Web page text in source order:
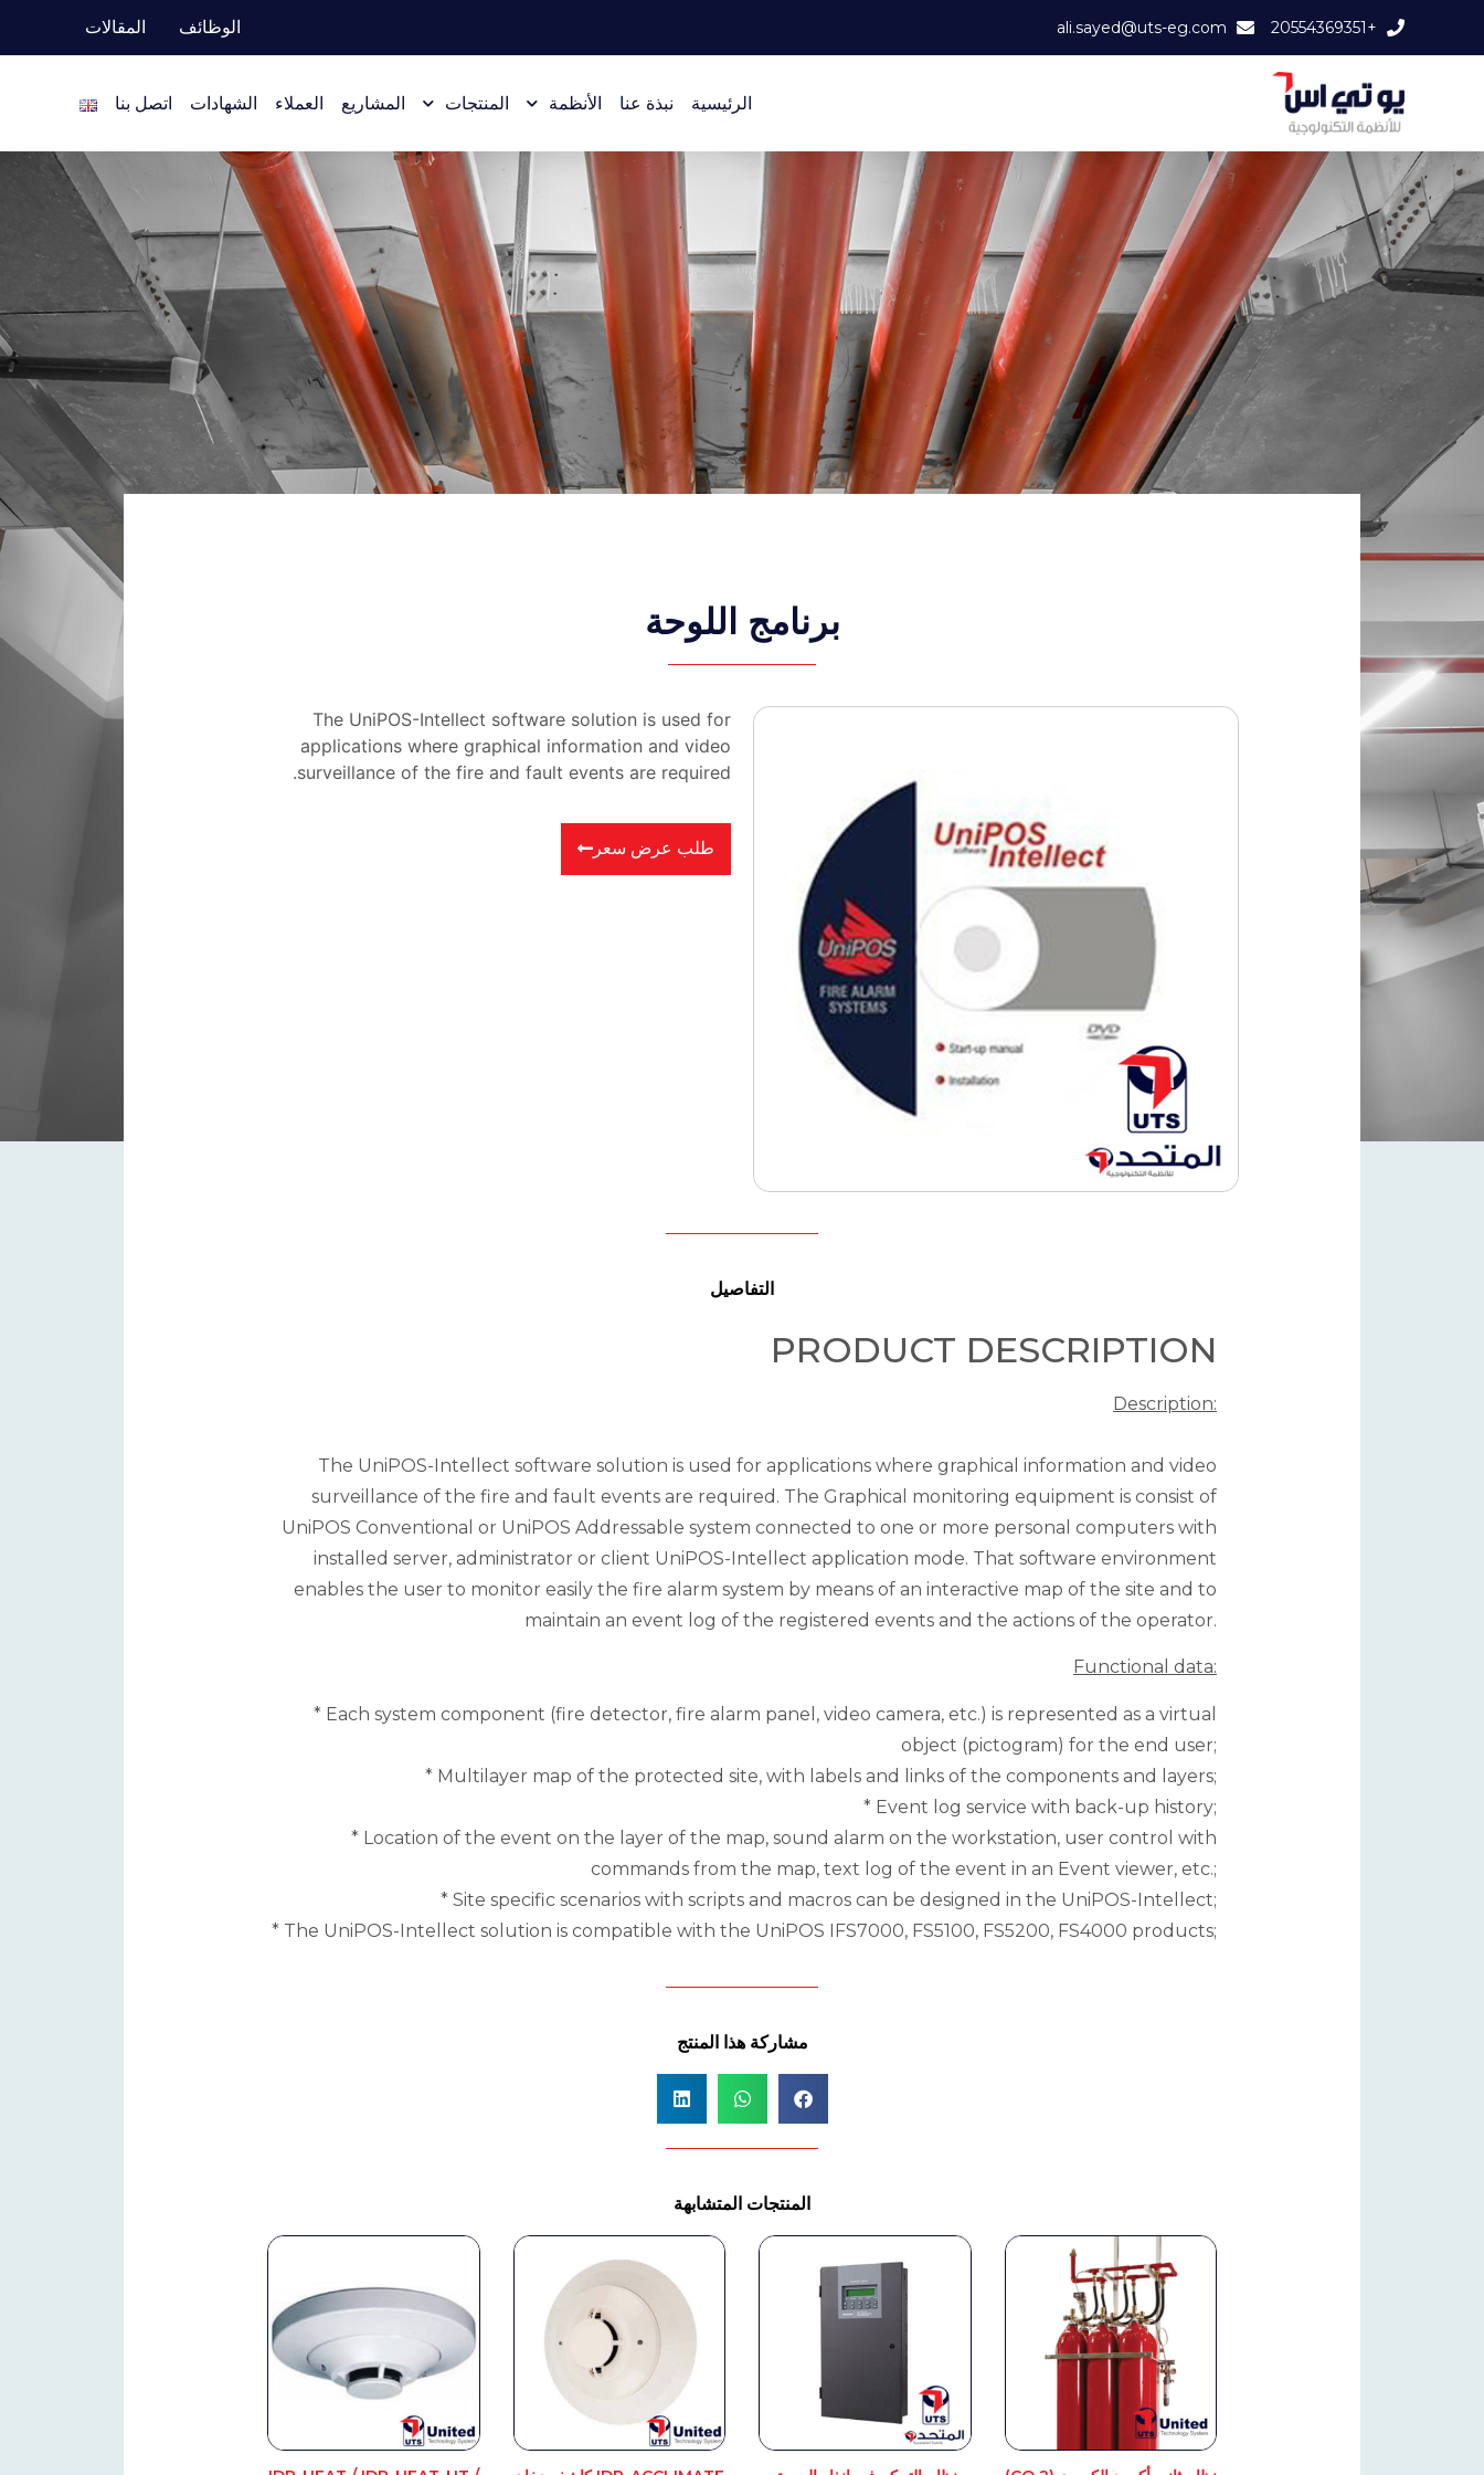
+20554369351
ali.sayed@uts-eg.com الوظائف المقالات
الرئيسية نبذة عنا الأنظمة المنتجات المشاريع العملاء الشهادات اتصل بنا
برنامج اللوحة
The UniPOS-Intellect software solution is used for
applications where graphical information and video
surveillance of the fire and fault events are required.
طلب عرض سعر
التفاصيل
PRODUCT DESCRIPTION
Description:
The UniPOS-Intellect software solution is used for applications where graphical information and video
surveillance of the fire and fault events are required. The Graphical monitoring equipment is consist of
UniPOS Conventional or UniPOS Addressable system connected to one or more personal computers with
installed server, administrator or client UniPOS-Intellect application mode. That software environment
enables the user to monitor easily the fire alarm system by means of an interactive map of the site and to
maintain an event log of the registered events and the actions of the operator.
Functional data:
* Each system component (fire detector, fire alarm panel, video camera, etc.) is represented as a virtual
object (pictogram) for the end user;
* Multilayer map of the protected site, with labels and links of the components and layers;
* Event log service with back-up history;
* Location of the event on the layer of the map, sound alarm on the workstation, user control with
commands from the map, text log of the event in an Event viewer, etc.;
* Site specific scenarios with scripts and macros can be designed in the UniPOS-Intellect;
* The UniPOS-Intellect solution is compatible with the UniPOS IFS7000, FS5100, FS5200, FS4000 products;
مشاركة هذا المنتج
المنتجات المتشابهة